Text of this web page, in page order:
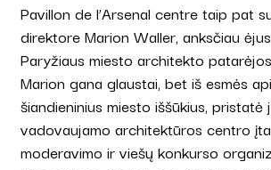
Pavillon de l’Arsenal centre taip pat
direktore Marion Waller, anksčiau
Paryžiaus miesto architekto
Marion gana glaustai, bet iš esmės
šiandieninius miesto iššūkius, pristatė
vadovaujamo architektūros centro
moderavimo ir viešų konkurso